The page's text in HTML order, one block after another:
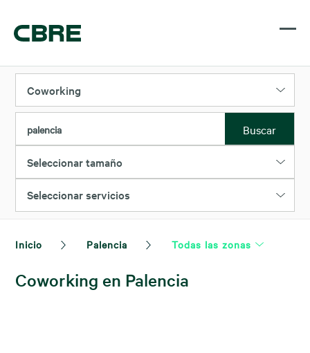
Coworking
palencia Buscar
Seleccionar tamaño
Seleccionar servicios
Inicio Palencia Todas las zonas
Coworking en Palencia